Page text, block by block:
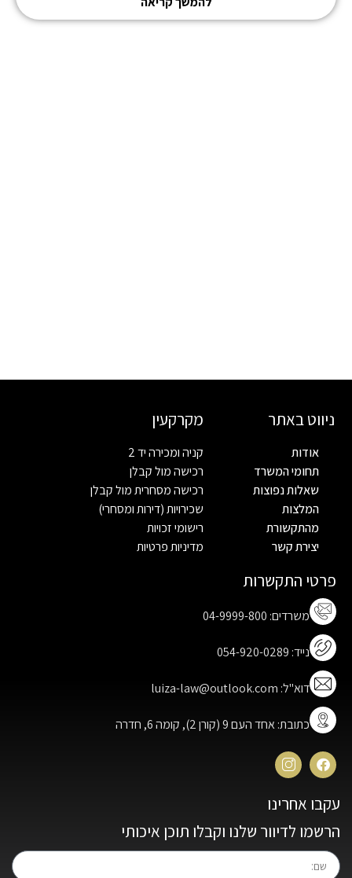
ניווט באתר
אודות
תחומי המשרד
שאלות נפוצות
המלצות
מהתקשורת
יצירת קשר
מקרקעין
קניה ומכירה יד 2
רכישה מול קבלן
רכישה מסחרית מול קבלן
שכירויות (דירות ומסחרי)
רישומי זכויות
מדיניות פרטיות
פרטי התקשרות
משרדים: 04-9999-800
נייד: 054-920-0289
דוא"ל: luiza-law@outlook.com
כתובת: אחד העם 9 (קורן 2), קומה 6, חדרה
עקבו אחרינו
הרשמו לדיוור שלנו וקבלו תוכן איכותי